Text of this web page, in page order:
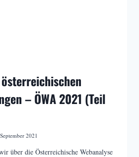
– ÖWA 2021 (Teil
2021
über die Österreichische Webanalyse